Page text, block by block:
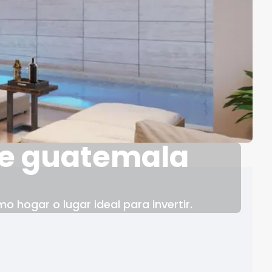
guatemala
hogar o lugar ideal para invertir.